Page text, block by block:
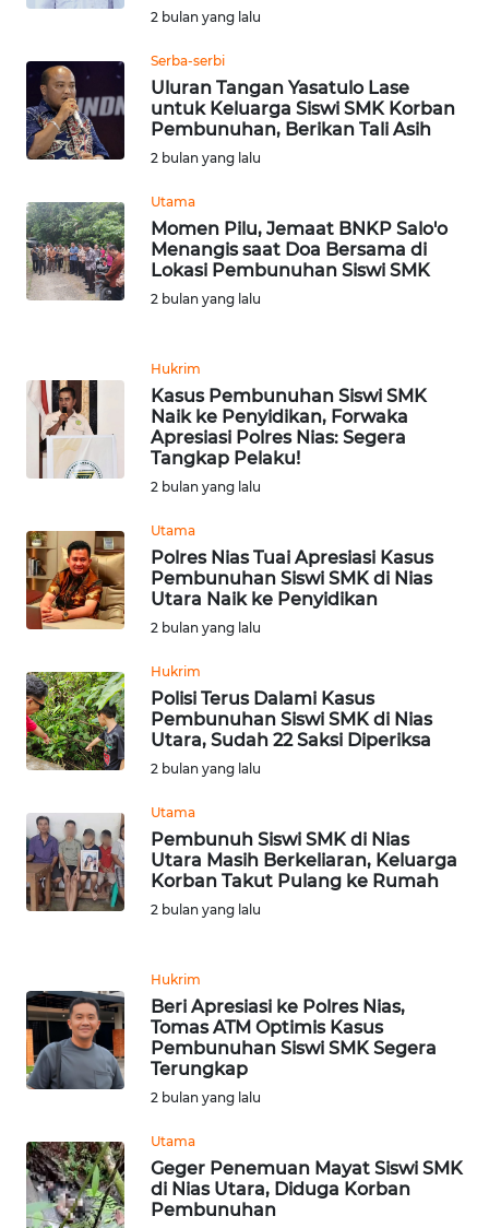
2 bulan yang lalu
Serba-serbi
Uluran Tangan Yasatulo Lase
untuk Keluarga Siswi SMK Korban
Pembunuhan, Berikan Tali Asih
2 bulan yang lalu
Utama
Momen Pilu, Jemaat BNKP Salo'o
Menangis saat Doa Bersama di
Lokasi Pembunuhan Siswi SMK
2 bulan yang lalu
Hukrim
Kasus Pembunuhan Siswi SMK
Naik ke Penyidikan, Forwaka
Apresiasi Polres Nias: Segera
Tangkap Pelaku!
2 bulan yang lalu
Utama
Polres Nias Tuai Apresiasi Kasus
Pembunuhan Siswi SMK di Nias
Utara Naik ke Penyidikan
2 bulan yang lalu
Hukrim
Polisi Terus Dalami Kasus
Pembunuhan Siswi SMK di Nias
Utara, Sudah 22 Saksi Diperiksa
2 bulan yang lalu
Utama
Pembunuh Siswi SMK di Nias
Utara Masih Berkeliaran, Keluarga
Korban Takut Pulang ke Rumah
2 bulan yang lalu
Hukrim
Beri Apresiasi ke Polres Nias,
Tomas ATM Optimis Kasus
Pembunuhan Siswi SMK Segera
Terungkap
2 bulan yang lalu
Utama
Geger Penemuan Mayat Siswi SMK
di Nias Utara, Diduga Korban
Pembunuhan
INDEKS
BERITA
KONTAK
INFO
IKLAN
PEDOMAN
MEDIA
SIBER
KARIR
DISCLAIMER
Wahana
News
Regional
WN
JAKARTA
WN
BANTEN
WN
KEPRI